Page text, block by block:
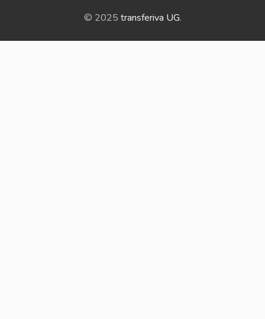
© 2025 transferiva UG.